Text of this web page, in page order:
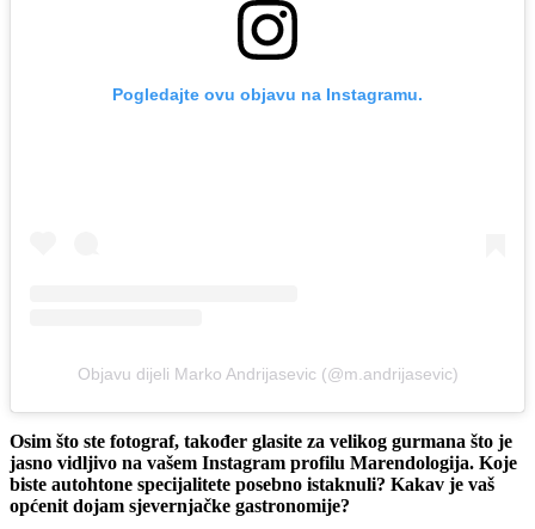
Pogledajte ovu objavu na Instagramu.
Objavu dijeli Marko Andrijasevic (@m.andrijasevic)
Osim što ste fotograf, također glasite za velikog gurmana što je
jasno vidljivo na vašem Instagram profilu Marendologija. Koje
biste autohtone specijalitete posebno istaknuli? Kakav je vaš
općenit dojam sjevernjačke gastronomije?